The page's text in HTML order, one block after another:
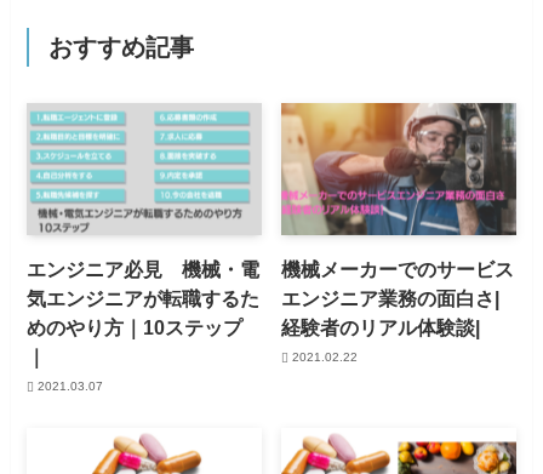
おすすめ記事
エンジニア必見 機械・電
気エンジニアが転職するた
めのやり方｜10ステップ
｜
2021.03.07
機械メーカーでのサービス
エンジニア業務の面白さ|
経験者のリアル体験談|
2021.02.22